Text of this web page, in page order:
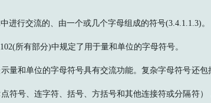
进行交流的、由一个或几个字母组成的符号(3.4.1.1.3)。
所有部分)中规定了用于量和单位的字母符号。
量和单位的字母符号具有交流功能。复杂字母符号还包
符号、连字符、括号、方括号和其他连接符或分隔符